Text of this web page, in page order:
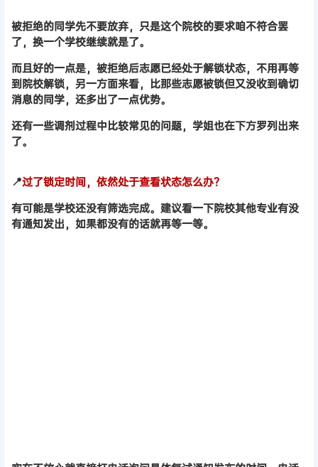
被拒绝的同学先不要放弃，只是这个院校的要求咱不符合罢
了，换一个学校继续就是了。
而且好的一点是，被拒绝后志愿已经处于解锁状态，不用再等
到院校解锁，另一方面来看，比那些志愿被锁但又没收到确切
消息的同学，还多出了一点优势。
还有一些调剂过程中比较常见的问题，学姐也在下方罗列出来
了。
📍过了锁定时间，依然处于查看状态怎么办？
有可能是学校还没有筛选完成。建议看一下院校其他专业有没
有通知发出，如果都没有的话就再等一等。